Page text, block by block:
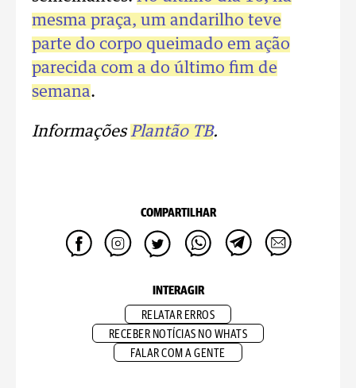
mesma praça, um andarilho teve
parte do corpo queimado em ação
parecida com a do último fim de
semana.
InformaçõesPlantão TB.
COMPARTILHAR
INTERAGIR
RELATAR ERROS
RECEBER NOTÍCIAS NO WHATS
FALAR COM A GENTE